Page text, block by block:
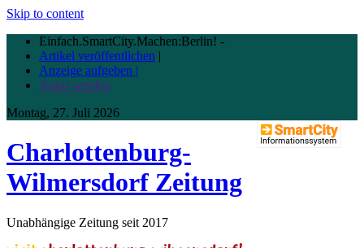
Skip to content
Einfach.SmartCity.Machen:Berlin! -
Artikel veröffentlichen |
Anzeige aufgeben |
Autor werden
Montag, 27. Juli 2026
Charlottenburg-
Wilmersdorf Zeitung
Unabhängige Zeitung seit 2017